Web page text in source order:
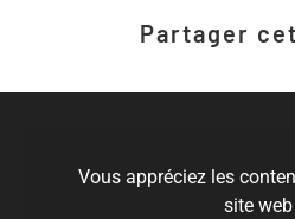
Partager
Vous appréciez les
site web